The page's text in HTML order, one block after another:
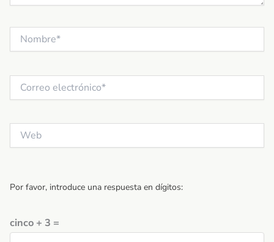
electrónico*
Web
Por favor, introduce una respuesta en dígitos:
cinco + 3 =